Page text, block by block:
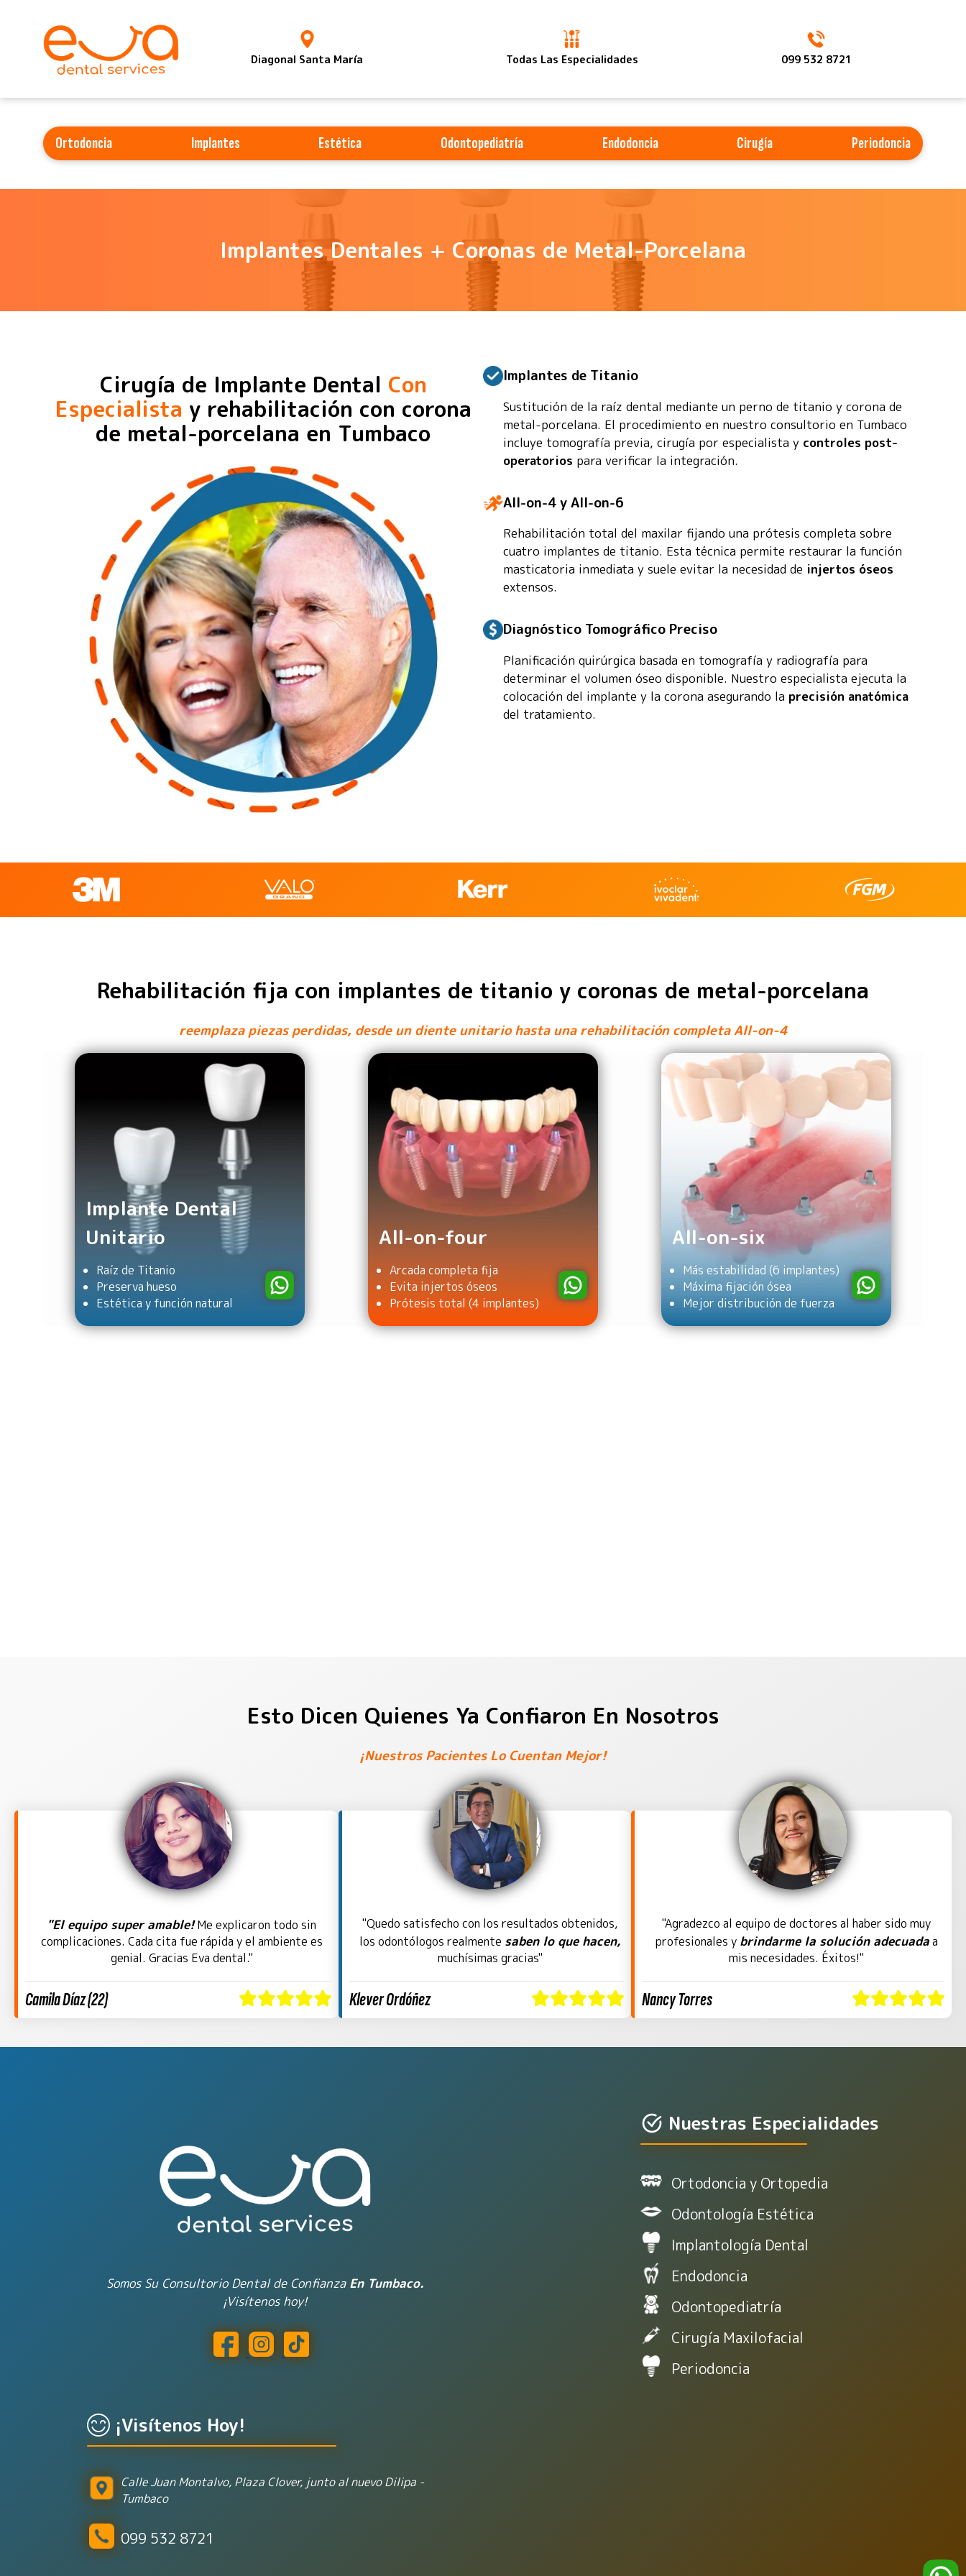
Diagonal Santa María Todas Las Especialidades 099 532 8721
Ortodoncia Implantes Estética Odontopediatría Endodoncia Cirugía Periodoncia
Implantes Dentales + Coronas de Metal-Porcelana
Cirugía de Implante Dental Con
Especialista y rehabilitación con corona
de metal-porcelana en Tumbaco
Implantes de Titanio
Sustitución de la raíz dental mediante un perno de titanio y corona de
metal-porcelana. El procedimiento en nuestro consultorio en Tumbaco
incluye tomografía previa, cirugía por especialista y controles post-
operatorios para verificar la integración.
All-on-4 y All-on-6
Rehabilitación total del maxilar fijando una prótesis completa sobre
cuatro implantes de titanio. Esta técnica permite restaurar la función
masticatoria inmediata y suele evitar la necesidad de injertos óseos
extensos.
Diagnóstico Tomográfico Preciso
Planificación quirúrgica basada en tomografía y radiografía para
determinar el volumen óseo disponible. Nuestro especialista ejecuta la
colocación del implante y la corona asegurando la precisión anatómica
del tratamiento.
Rehabilitación fija con implantes de titanio y coronas de metal-porcelana
reemplaza piezas perdidas, desde un diente unitario hasta una rehabilitación completa All-on-4
Implante Dental
Unitario
Raíz de Titanio
Preserva hueso
Estética y función natural
All-on-four
Arcada completa fija
Evita injertos óseos
Prótesis total (4 implantes)
All-on-six
Más estabilidad (6 implantes)
Máxima fijación ósea
Mejor distribución de fuerza
Esto Dicen Quienes Ya Confiaron En Nosotros
¡Nuestros Pacientes Lo Cuentan Mejor!
"El equipo super amable!Me explicaron todo sin
complicaciones. Cada cita fue rápida y el ambiente es
genial. Gracias Eva dental."
Camila Díaz (22)
"Quedo satisfecho con los resultados obtenidos,
los odontólogos realmente saben lo que hacen,
muchísimas gracias"
Klever Ordóñez
"Agradezco al equipo de doctores al haber sido muy
profesionales y brindarme la solución adecuadaa
mis necesidades. Éxitos!"
Nancy Torres
Somos Su Consultorio Dental de Confianza En Tumbaco.
¡Visítenos hoy!
¡Visítenos Hoy!
Calle Juan Montalvo, Plaza Clover, junto al nuevo Dilipa -
Tumbaco
099 532 8721
Nuestras Especialidades
Ortodoncia y Ortopedia
Odontología Estética
Implantología Dental
Endodoncia
Odontopediatría
Cirugía Maxilofacial
Periodoncia